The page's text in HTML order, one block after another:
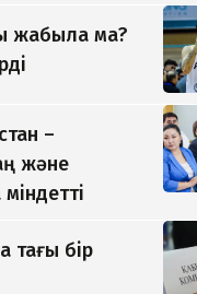
жабыла ма?
–
және
тағы бір